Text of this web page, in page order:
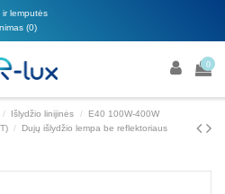
ir lemputės
(0)
0
Išlydžio linijinės
E40 100W-400W
Dujų išlydžio lempa be reflektoriaus